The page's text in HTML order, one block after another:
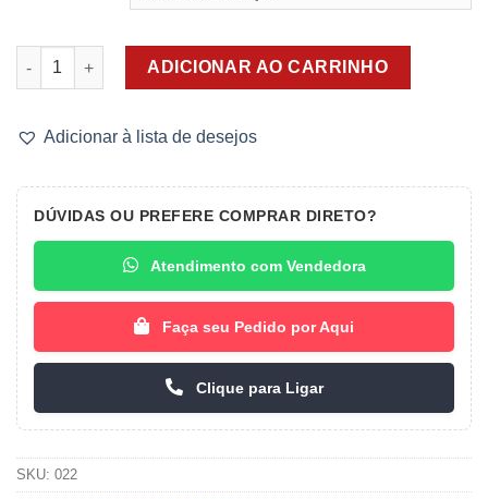
Calçola Cotton Betty quantidade
ADICIONAR AO CARRINHO
Adicionar à lista de desejos
DÚVIDAS OU PREFERE COMPRAR DIRETO?
Atendimento com Vendedora
Faça seu Pedido por Aqui
Clique para Ligar
SKU: 022